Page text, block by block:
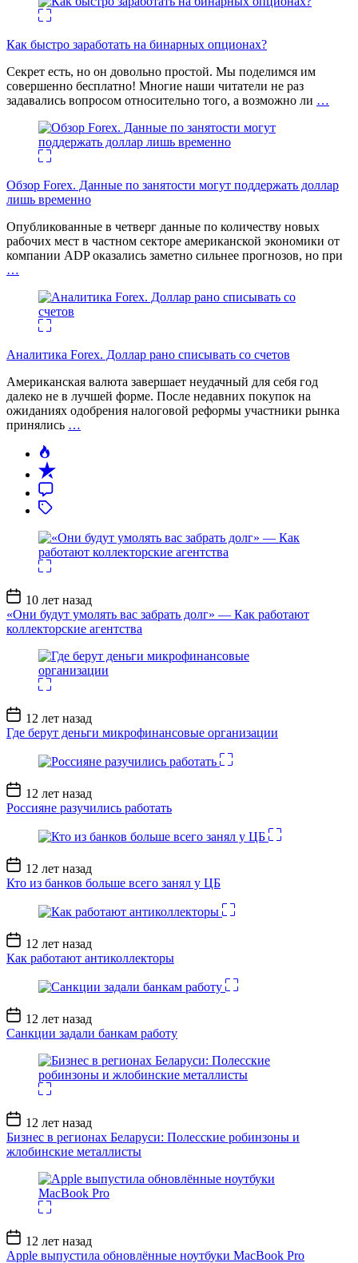
Как быстро заработать на бинарных опционах?
Секрет есть, но он довольно простой. Мы поделимся им
совершенно бесплатно! Многие наши читатели не раз
задавались вопросом относительно того, а возможно ли …
Обзор Forex. Данные по занятости могут поддержать доллар
лишь временно
Опубликованные в четверг данные по количеству новых
рабочих мест в частном секторе американской экономики от
компании ADP оказались заметно сильнее прогнозов, но при
…
Аналитика Forex. Доллар рано списывать со счетов
Американская валюта завершает неудачный для себя год
далеко не в лучшей форме. После недавних покупок на
ожиданиях одобрения налоговой реформы участники рынка
принялись …
Дата
записи
10 лет назад
«Они будут умолять вас забрать долг» — Как работают
коллекторские агентства
Дата
записи
12 лет назад
Где берут деньги микрофинансовые организации
Дата
записи
12 лет назад
Россияне разучились работать
Дата
записи
12 лет назад
Кто из банков больше всего занял у ЦБ
Дата
записи
12 лет назад
Как работают антиколлекторы
Дата
записи
12 лет назад
Санкции задали банкам работу
Дата
записи
12 лет назад
Бизнес в регионах Беларуси: Полесские робинзоны и
жлобинские металлисты
Дата
записи
12 лет назад
Apple выпустила обновлённые ноутбуки MacBook Pro